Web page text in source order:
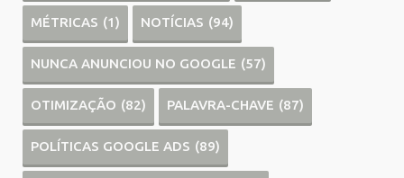
MÉTRICAS (1) NOTÍCIAS (94)
NUNCA ANUNCIOU NO GOOGLE (57)
OTIMIZAÇÃO (82) PALAVRA-CHAVE (87)
POLÍTICAS GOOGLE ADS (89)